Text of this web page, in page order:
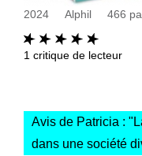
2024 Alphil 466
1 critique de lecteur
Avis de Patricia : "
dans une société